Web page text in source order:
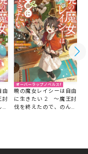
由
討
オーバーラップノベルスf
暁の魔女レイシーは自由
に生きたい 2 ～魔王討
伐を終えたので、のんび